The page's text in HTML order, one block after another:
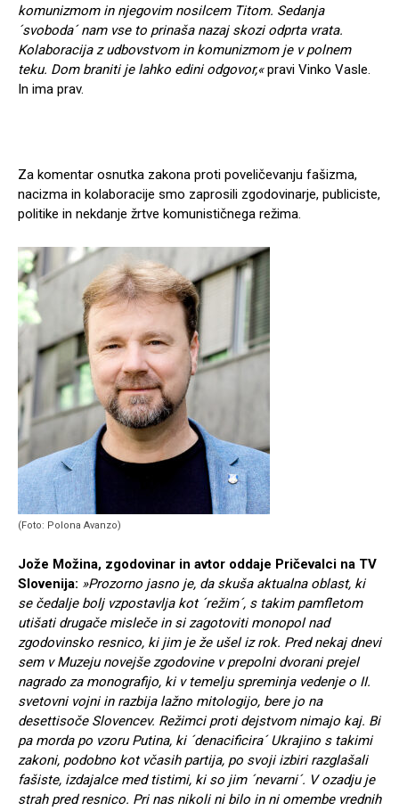
komunizmom in njegovim nosilcem Titom. Sedanja
´svoboda´ nam vse to prinaša nazaj skozi odprta vrata.
Kolaboracija z udbovstvom in komunizmom je v polnem
teku. Dom braniti je lahko edini odgovor,«pravi Vinko Vasle.
In ima prav.
Za komentar osnutka zakona proti poveličevanju fašizma,
nacizma in kolaboracije smo zaprosili zgodovinarje, publiciste,
politike in nekdanje žrtve komunističnega režima.
(Foto: Polona Avanzo)
Jože Možina, zgodovinar in avtor oddaje Pričevalci na TV
Slovenija: »Prozorno jasno je, da skuša aktualna oblast, ki
se čedalje bolj vzpostavlja kot ´režim´, s takim pamfletom
utišati drugače misleče in si zagotoviti monopol nad
zgodovinsko resnico, ki jim je že ušel iz rok. Pred nekaj dnevi
sem v Muzeju novejše zgodovine v prepolni dvorani prejel
nagrado za monografijo, ki v temelju spreminja vedenje o II.
svetovni vojni in razbija lažno mitologijo, bere jo na
desettisoče Slovencev. Režimci proti dejstvom nimajo kaj. Bi
pa morda po vzoru Putina, ki ´denacificira´ Ukrajino s takimi
zakoni, podobno kot včasih partija, po svoji izbiri razglašali
fašiste, izdajalce med tistimi, ki so jim ´nevarni´. V ozadju je
strah pred resnico. Pri nas nikoli ni bilo in ni omembe vrednih